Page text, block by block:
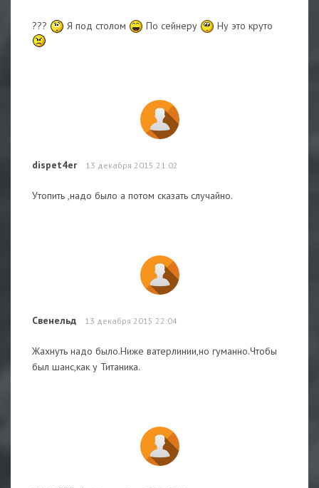
??? Я под столом По сейнеру Ну это круто
dispet4er 13 декабря 2015 21:02
Утопить ,надо было а потом сказать случайно.
Свенельд 13 декабря 2015 22:04
Жахнуть надо было.Ниже ватерлинии,но гуманно.Чтобы
был шанс,как у Титаника.